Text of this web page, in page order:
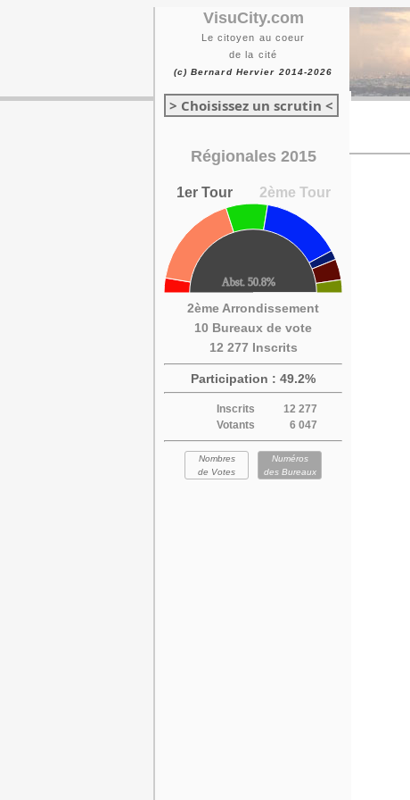
VisuCity.com
Le citoyen au coeur
de la cité
(c) Bernard Hervier 2014-2026
> Choisissez un scrutin <
Régionales 2015
1er Tour 2ème Tour
2ème Arrondissement
10 Bureaux de vote
12 277 Inscrits
Participation : 49.2%
Inscrits
12 277
Votants
6 047
Nombres
de Votes
Numéros
des Bureaux